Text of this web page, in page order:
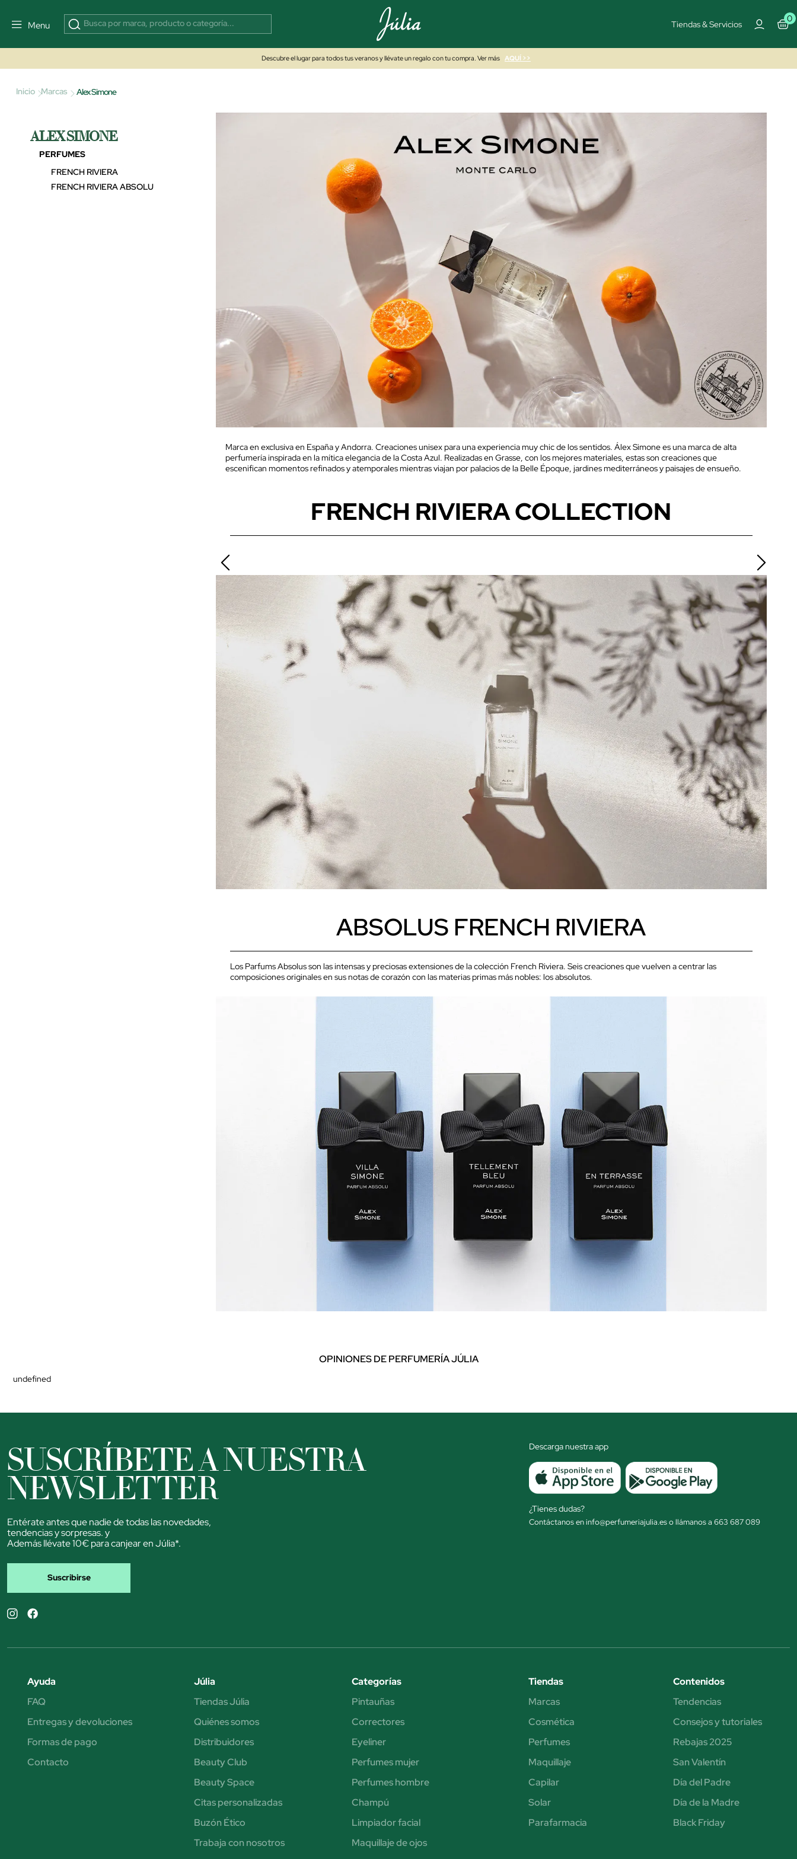
Menu Tiendas & Servicios
0
Descubre el lugar para todos tus veranos y llévate un regalo con tu compra. Ver más AQUÍ >>
Inicio Marcas Alex Simone
ALEX SIMONE
PERFUMES
FRENCH RIVIERA
FRENCH RIVIERA ABSOLU
Marca en exclusiva en España y Andorra. Creaciones unisex para una experiencia muy chic de los sentidos. Álex Simone es una marca de alta
perfumería inspirada en la mítica elegancia de la Costa Azul. Realizadas en Grasse, con los mejores materiales, estas son creaciones que
escenifican momentos refinados y atemporales mientras viajan por palacios de la Belle Époque, jardines mediterráneos y paisajes de ensueño.
FRENCH RIVIERA COLLECTION
ABSOLUS FRENCH RIVIERA
Los Parfums Absolus son las intensas y preciosas extensiones de la colección French Riviera. Seis creaciones que vuelven a centrar las
composiciones originales en sus notas de corazón con las materias primas más nobles: los absolutos.
OPINIONES DE PERFUMERÍA JÚLIA
undefined
SUSCRÍBETE A NUESTRA
NEWSLETTER
Entérate antes que nadie de todas las novedades,
tendencias y sorpresas. y
Además llévate 10€ para canjear en Júlia*.
Suscribirse
Descarga nuestra app
¿Tienes dudas?
Contáctanos en info@perfumeriajulia.es o llámanos a 663 687 089
Ayuda
FAQ
Entregas y devoluciones
Formas de pago
Contacto
Júlia
Tiendas Júlia
Quiénes somos
Distribuidores
Beauty Club
Beauty Space
Citas personalizadas
Buzón Ético
Trabaja con nosotros
Categorías
Pintauñas
Correctores
Eyeliner
Perfumes mujer
Perfumes hombre
Champú
Limpiador facial
Maquillaje de ojos
Tiendas
Marcas
Cosmética
Perfumes
Maquillaje
Capilar
Solar
Parafarmacia
Contenidos
Tendencias
Consejos y tutoriales
Rebajas 2025
San Valentín
Día del Padre
Día de la Madre
Black Friday